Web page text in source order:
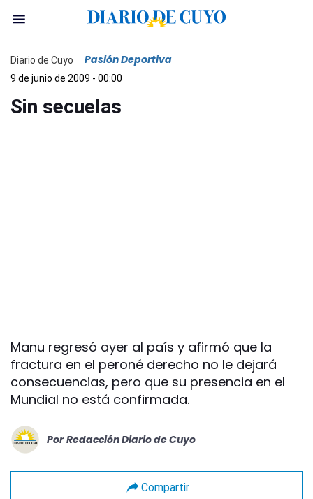
Diario de Cuyo Pasión Deportiva
9 de junio de 2009 - 00:00
Sin secuelas
Manu regresó ayer al país y afirmó que la
fractura en el peroné derecho no le dejará
consecuencias, pero que su presencia en el
Mundial no está confirmada.
Por Redacción Diario de Cuyo
Compartir